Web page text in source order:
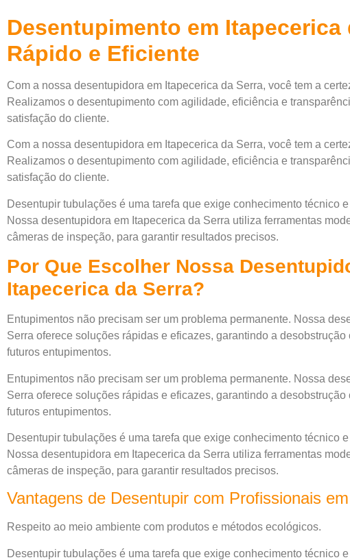
Desentupimento em Itapecerica
Rápido e Eficiente
Com a nossa desentupidora em Itapecerica da Serra, você tem a
Realizamos o desentupimento com agilidade, eficiência e
satisfação do cliente.
Com a nossa desentupidora em Itapecerica da Serra, você tem a
Realizamos o desentupimento com agilidade, eficiência e
satisfação do cliente.
Desentupir tubulações é uma tarefa que exige conhecimento técnico
Nossa desentupidora em Itapecerica da Serra utiliza ferramentas
câmeras de inspeção, para garantir resultados precisos.
Por Que Escolher Nossa
Itapecerica da Serra?
Entupimentos não precisam ser um problema permanente. Nossa
Serra oferece soluções rápidas e eficazes, garantindo a
futuros entupimentos.
Entupimentos não precisam ser um problema permanente. Nossa
Serra oferece soluções rápidas e eficazes, garantindo a
futuros entupimentos.
Desentupir tubulações é uma tarefa que exige conhecimento técnico
Nossa desentupidora em Itapecerica da Serra utiliza ferramentas
câmeras de inspeção, para garantir resultados precisos.
Vantagens de Desentupir com Profissionais
Respeito ao meio ambiente com produtos e métodos ecológicos.
Desentupir tubulações é uma tarefa que exige conhecimento técnico